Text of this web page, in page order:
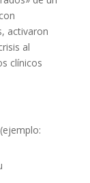
activaron
al
clínicos